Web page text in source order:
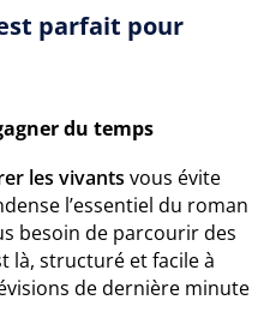
parfait pour
du temps
les vivants vous évite
l’essentiel du roman
besoin de parcourir des
là, structuré et facile à
de dernière minute